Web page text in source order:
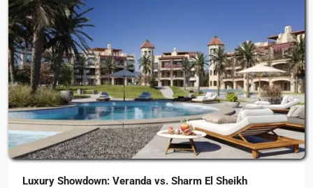
Luxury Showdown: Veranda vs. Sharm El Sheikh